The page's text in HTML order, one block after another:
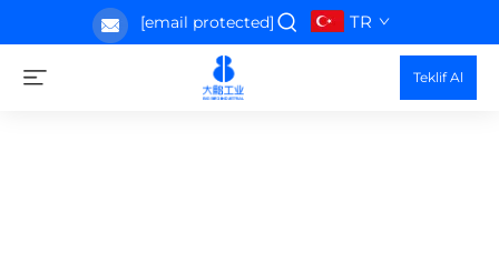
[email protected] TR
Teklif Al